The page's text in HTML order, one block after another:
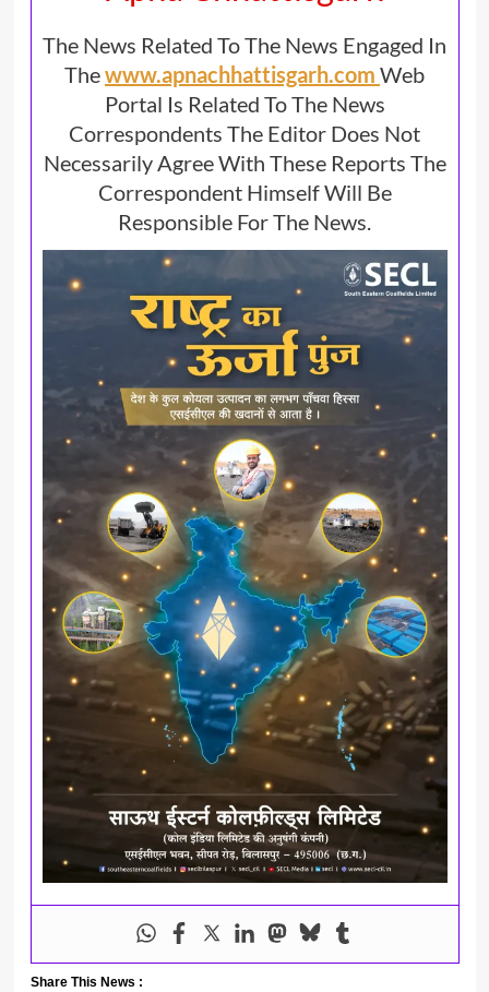
The News Related To The News Engaged In
Thewww.apnachhattisgarh.com Web
Portal Is Related To The News
Correspondents The Editor Does Not
Necessarily Agree With These Reports The
Correspondent Himself Will Be
Responsible For The News.
Share This News :